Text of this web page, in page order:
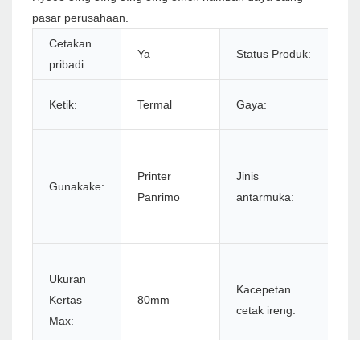
pasar perusahaan.
Cetakan
pribadi:
Ya Status Produk:
Ketik: Termal Gaya:
Gunakake:
Printer
Panrimo
Jinis
antarmuka:
Ukuran
Kertas
Max:
80mm
Kacepetan
cetak ireng: